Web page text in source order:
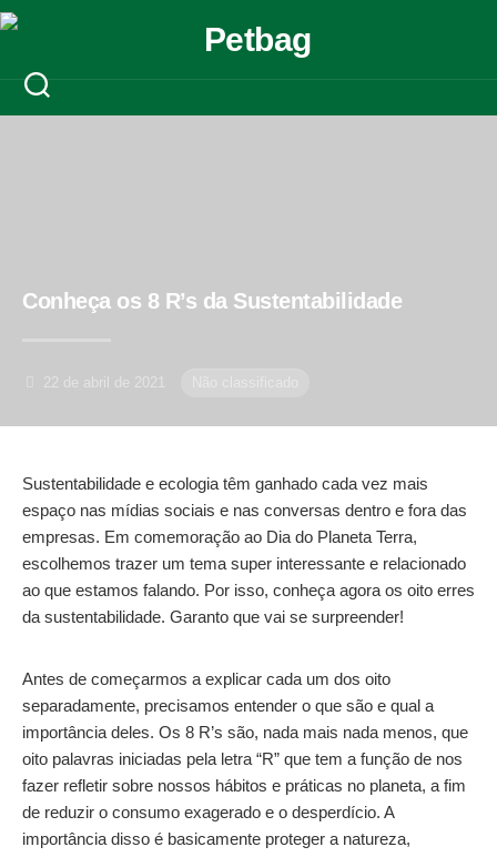
Skip
to
Conheça os 8 R’s da Sustentabilidade
22 de abril de 2021
Sustentabilidade e ecologia têm ganhado cada vez mais
espaço nas mídias sociais e nas conversas dentro e fora das
empresas. Em comemoração ao Dia do Planeta Terra,
escolhemos trazer um tema super interessante e relacionado
ao que estamos falando. Por isso, conheça agora os oito erres
da sustentabilidade. Garanto que vai se surpreender!
Antes de começarmos a explicar cada um dos oito
separadamente, precisamos entender o que são e qual a
importância deles. Os 8 R’s são, nada mais nada menos, que
oito palavras iniciadas pela letra “R” que tem a função de nos
fazer refletir sobre nossos hábitos e práticas no planeta, a fim
de reduzir o consumo exagerado e o desperdício. A
importância disso é basicamente proteger a natureza,